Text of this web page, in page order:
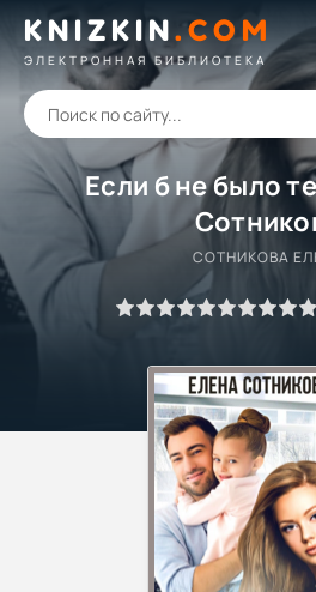
KNIZKIN.COM
ЭЛЕКТРОННАЯ БИБЛИОТЕКА
Если б не было
СОТНИКОВА